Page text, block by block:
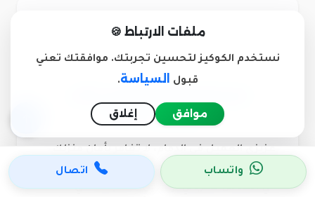
كهربائي منازل
مع كهربائي مبتدئ أو شركات وهمية قد تتسبب
في التماس كهربائي أو حريق لا قدر الله. في
واتساب اتصال
ملفات الارتباط 🍪
نستخدم الكوكيز لتحسين تجربتك. موافقتك تعني
قبول
السياسة.
موافق إغلاق